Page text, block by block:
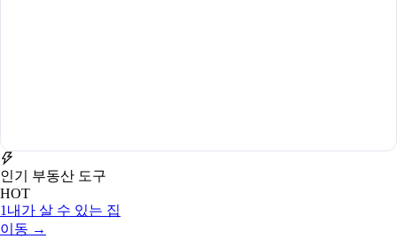
인기 부동산 도구
HOT
1 내가 살 수 있는 집
이동 →